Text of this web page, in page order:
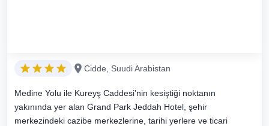
Cidde, Suudi Arabistan
Medine Yolu ile Kureyş Caddesi'nin kesiştiği noktanın
yakınında yer alan Grand Park Jeddah Hotel, şehir
merkezindeki cazibe merkezlerine, tarihi yerlere ve ticari